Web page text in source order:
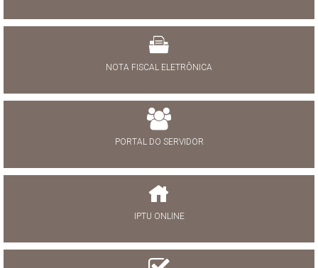
NOTA FISCAL ELETRÔNICA
PORTAL DO SERVIDOR
IPTU ONLINE